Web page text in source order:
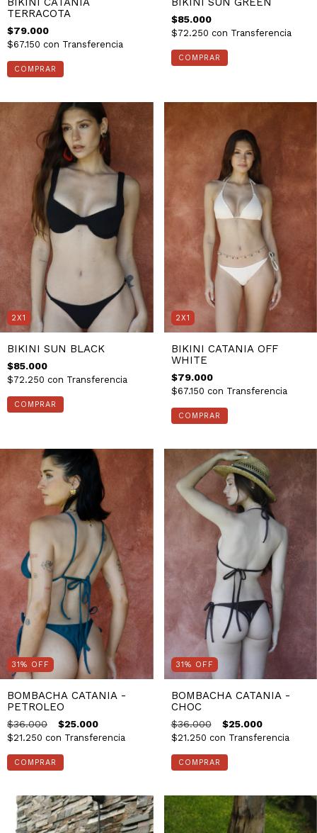
TERRACOTA
$79.000
$67.150 con Transferencia
COMPRAR
$85.000
$72.250 con Transferencia
COMPRAR
2X1
BIKINI SUN BLACK
$85.000
$72.250 con Transferencia
COMPRAR
2X1
BIKINI CATANIA OFF
WHITE
$79.000
$67.150 con Transferencia
COMPRAR
31% OFF
BOMBACHA CATANIA -
PETROLEO
$36.000 $25.000
$21.250 con Transferencia
COMPRAR
31% OFF
BOMBACHA CATANIA -
CHOC
$36.000 $25.000
$21.250 con Transferencia
COMPRAR